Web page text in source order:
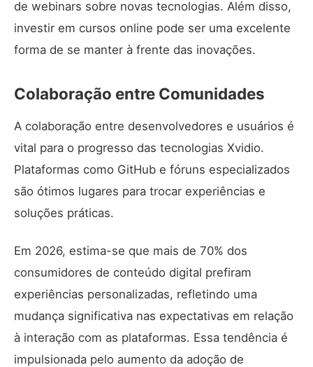
de webinars sobre novas tecnologias. Além disso,
investir em cursos online pode ser uma excelente
forma de se manter à frente das inovações.
Colaboração entre Comunidades
A colaboração entre desenvolvedores e usuários é
vital para o progresso das tecnologias Xvidio.
Plataformas como GitHub e fóruns especializados
são ótimos lugares para trocar experiências e
soluções práticas.
Em 2026, estima-se que mais de 70% dos
consumidores de conteúdo digital prefiram
experiências personalizadas, refletindo uma
mudança significativa nas expectativas em relação
à interação com as plataformas. Essa tendência é
impulsionada pelo aumento da adoção de